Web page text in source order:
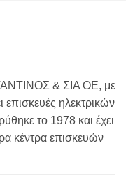
& ΣΙΑ ΟΕ, με
ηλεκτρικών
το 1978 και έχει
κέντρα επισκευών